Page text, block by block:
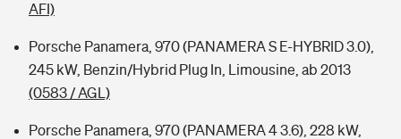
AFI)
Porsche Panamera, 970 (PANAMERA S E-HYBRID 3.0),
245 kW, Benzin/Hybrid Plug In, Limousine, ab 2013
(0583 / AGL)
Porsche Panamera, 970 (PANAMERA 4 3.6), 228 kW,